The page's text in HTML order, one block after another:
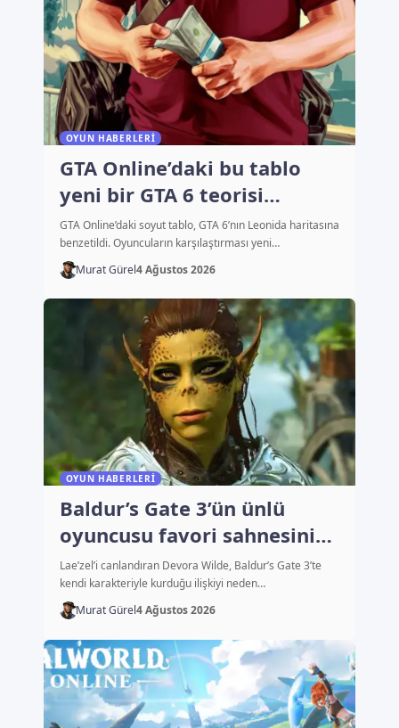
OYUN HABERLERI
GTA Online’daki bu tablo
yeni bir GTA 6 teorisi
başlattı
GTA Online’daki soyut tablo, GTA 6’nın Leonida haritasına
benzetildi. Oyuncuların karşılaştırması yeni…
Murat Gürel4 Ağustos 2026
OYUN HABERLERI
Baldur’s Gate 3’ün ünlü
oyuncusu favori sahnesini
açıkladı
Lae’zel’i canlandıran Devora Wilde, Baldur’s Gate 3’te
kendi karakteriyle kurduğu ilişkiyi neden…
Murat Gürel4 Ağustos 2026